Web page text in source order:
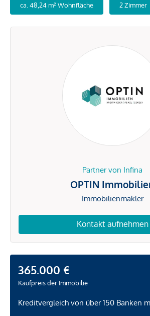
ca. 48,24 m² Wohnfläche 2 Zimmer
Partner von Infina
OPTIN
Immobilienmakler
Kontakt aufnehmen
365.000 €
Kaufpreis der Immobilie
Kreditvergleich von über 150 Banken